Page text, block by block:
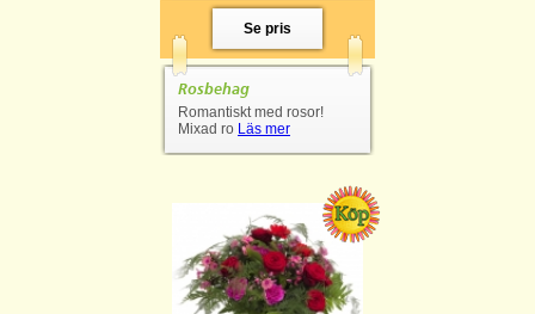
Se pris
Rosbehag
Romantiskt med rosor!
Mixad ro Läs mer